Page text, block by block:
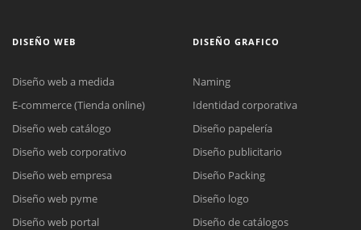
DISEÑO WEB
Diseño web a medida
E-commerce (Tienda online)
Diseño web catálogo
Diseño web corporativo
Diseño web empresa
Diseño web pyme
Diseño web portal
DISEÑO GRAFICO
Naming
Identidad corporativa
Diseño papelería
Diseño publicitario
Diseño Packing
Diseño logo
Diseño de catálogos